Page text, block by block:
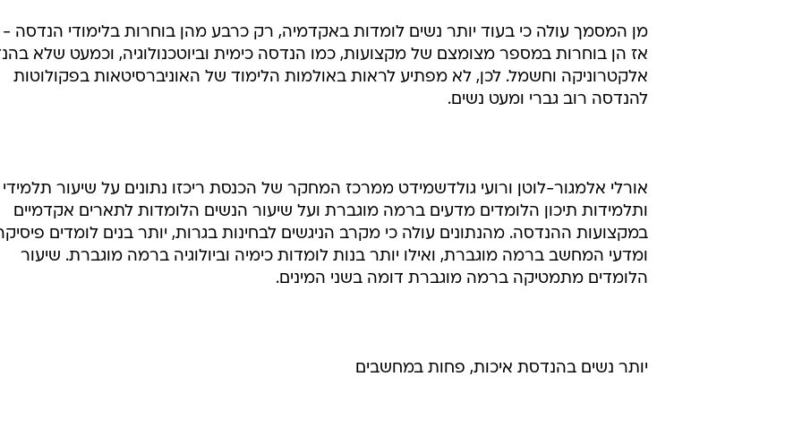
מן המסמך עולה כי בעוד יותר נשים לומדות באקדמיה, רק כרבע מהן בוחרות בלימודי הנדסה -
אז הן בוחרות במספר מצומצם של מקצועות, כמו הנדסה כימית וביוטכנולוגיה, וכמעט שלא
אלקטרוניקה וחשמל. לכן, לא מפתיע לראות באולמות הלימוד של האוניברסיטאות בפקולוטות
להנדסה רוב גברי ומעט נשים.
אורלי אלמגור-לוטן ורועי גולדשמידט ממרכז המחקר של הכנסת ריכזו נתונים על שיעור תלמידי
ותלמידות תיכון הלומדים מדעים ברמה מוגברת ועל שיעור הנשים הלומדות לתארים אקדמיים
במקצועות ההנדסה. מהנתונים עולה כי מקרב הניגשים לבחינות בגרות, יותר בנים לומדים
ומדעי המחשב ברמה מוגברת, ואילו יותר בנות לומדות כימיה וביולוגיה ברמה מוגברת. שיעור
הלומדים מתמטיקה ברמה מוגברת דומה בשני המינים.
יותר נשים בהנדסת איכות, פחות במחשבים